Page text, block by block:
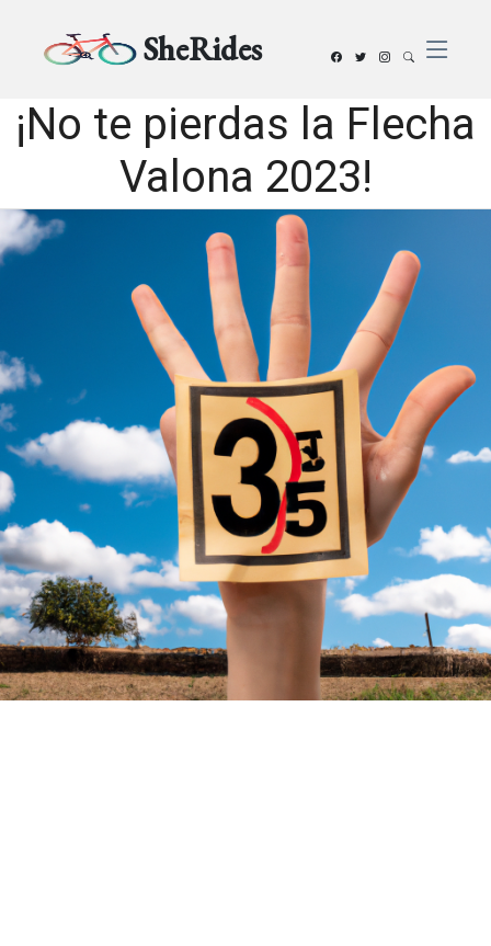
SheRides
¡No te pierdas la Flecha
Valona 2023!